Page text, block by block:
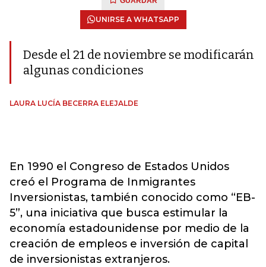
UNIRSE A WHATSAPP
Desde el 21 de noviembre se modificarán
algunas condiciones
LAURA LUCÍA BECERRA ELEJALDE
En 1990 el Congreso de Estados Unidos
creó el Programa de Inmigrantes
Inversionistas, también conocido como “EB-
5”, una iniciativa que busca estimular la
economía estadounidense por medio de la
creación de empleos e inversión de capital
de inversionistas extranjeros.